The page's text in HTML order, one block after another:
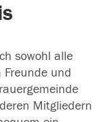
sowohl alle
und
Mitgliedern